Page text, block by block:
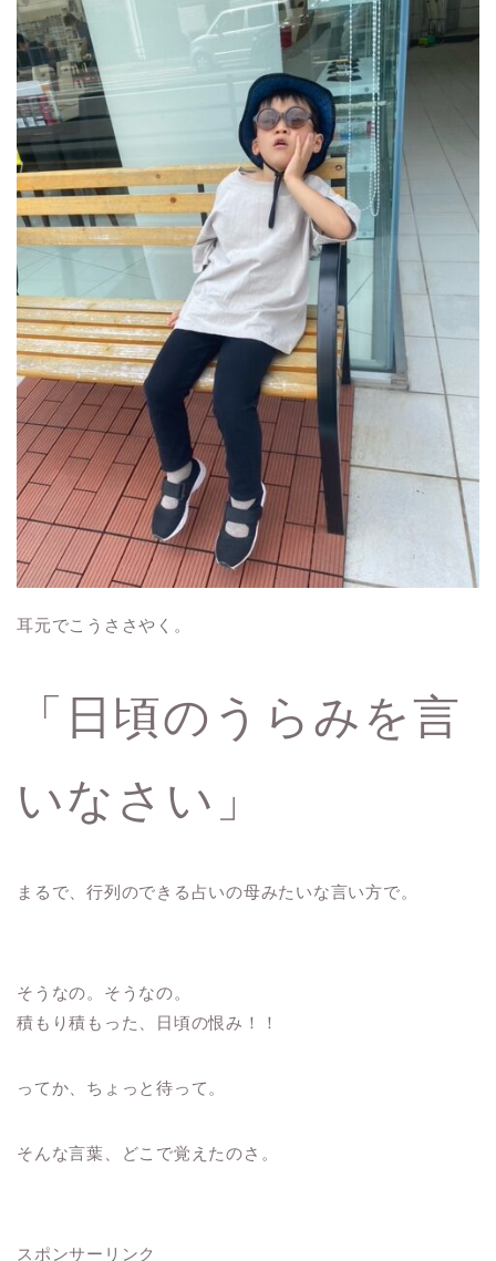
耳元でこうささやく。
「日頃のうらみを言
いなさい」
まるで、行列のできる占いの母みたいな言い方で。
そうなの。そうなの。
積もり積もった、日頃の恨み！！
ってか、ちょっと待って。
そんな言葉、どこで覚えたのさ。
スポンサーリンク